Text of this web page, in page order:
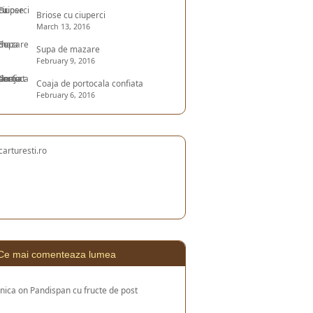
Briose cu ciuperci
March 13, 2016
Supa de mazare
February 9, 2016
Coaja de portocala confiata
February 6, 2016
mai comenteaza lumea
on Pandispan cu fructe de post